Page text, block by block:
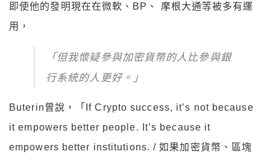
即使他的發明現在在微軟、BP、 摩根大通等被多有運
用，
「但我懷疑參與加密貨幣的人比參與銀
行系統的人更好。」
Buterin曾說，「If Crypto success, it’s not because
it empowers better people. It’s because it
empowers better institutions. / 如果加密貨幣、區塊